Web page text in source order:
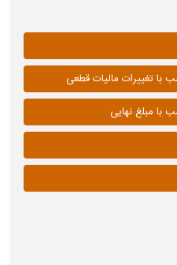
با تغییرات مالیات قطعی
با مبلغ نهایی